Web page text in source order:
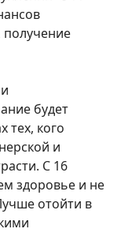
будет
тех, кого
и
С 16
здоровье и не
отойти в